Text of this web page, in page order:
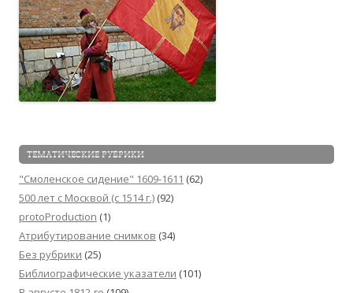
ТЕМАТИЧЕСКИЕ РУБРИКИ
"Смоленское сидение" 1609-1611 (62)
500 лет с Москвой (c 1514 г.) (92)
protoProduction (1)
Атрибутирование снимков (34)
Без рубрики (25)
Библиографические указатели (101)